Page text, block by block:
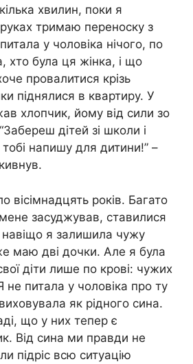
хвилин, поки я
тримаю переноску з
у чоловіка нічого, по
хто була ця жінка, і що
провалитися крізь
піднялися в квартиру. У
хлопчик, йому від сили зо
дітей зі школи і
напишу для дитини!” –
вісімнадцять років. Багато
засуджував, ставилися
навіщо я залишила чужу
маю дві дочки. Але я була
діти лише по крові: чужих
не питала у чоловіка про ту
як рідного сина.
що у них тепер є
Від сина ми правди не
підріс всю ситуацію